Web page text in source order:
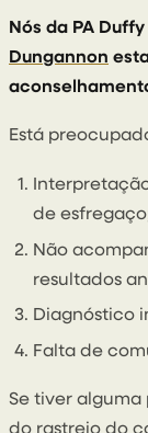
Nós da PA Duffy
Dungannon
Está
de
Não
resultados
Diagnóstico
Falta de
Se tiver